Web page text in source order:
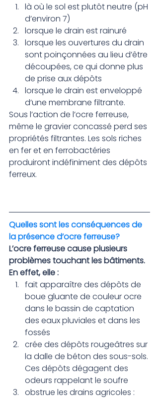
là où le sol est plutôt neutre (pH
d’environ 7)
lorsque le drain est rainuré
lorsque les ouvertures du drain
sont poinçonnées au lieu d’être
découpées, ce qui donne plus
de prise aux dépôts
lorsque le drain est enveloppé
d’une membrane filtrante.
Sous l’action de l’ocre ferreuse,
même le gravier concassé perd ses
propriétés filtrantes. Les sols riches
en fer et en ferrobactéries
produiront indéfiniment des dépôts
ferreux.
Quelles sont les conséquences de
la présence d’ocre ferreuse?
L’ocre ferreuse cause plusieurs
problèmes touchant les bâtiments.
En effet, elle :
fait apparaître des dépôts de
boue gluante de couleur ocre
dans le bassin de captation
des eaux pluviales et dans les
fossés
crée des dépôts rougeâtres sur
la dalle de béton des sous-sols.
Ces dépôts dégagent des
odeurs rappelant le soufre
obstrue les drains agricoles :